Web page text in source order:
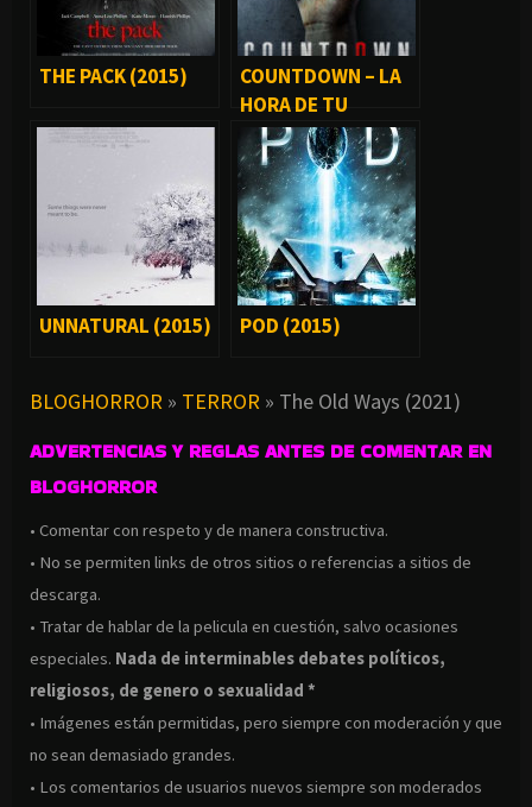
THE PACK (2015)
COUNTDOWN – LA
HORA DE TU
MUERTE (2019)
UNNATURAL (2015) POD (2015)
BLOGHORROR » TERROR » The Old Ways (2021)
ADVERTENCIAS Y REGLAS ANTES DE COMENTAR EN
BLOGHORROR
• Comentar con respeto y de manera constructiva.
• No se permiten links de otros sitios o referencias a sitios de
descarga.
• Tratar de hablar de la pelicula en cuestión, salvo ocasiones
especiales. Nada de interminables debates políticos,
religiosos, de genero o sexualidad *
• Imágenes están permitidas, pero siempre con moderación y que
no sean demasiado grandes.
• Los comentarios de usuarios nuevos siempre son moderados